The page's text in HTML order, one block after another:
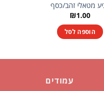
מטאלי זהב/כסף
₪1.00
הוספה לסל
עמודים